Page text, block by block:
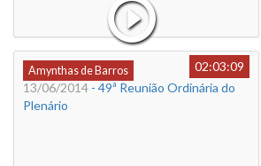
Amynthas de Barros
02:03:09
13/06/2014 - 49ª Reunião Ordinária do
Plenário